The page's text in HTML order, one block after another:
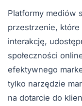
Platformy mediów
przestrzenie,
interakcję,
społeczności
efektywnego
tylko narzędzie
na dotarcie do